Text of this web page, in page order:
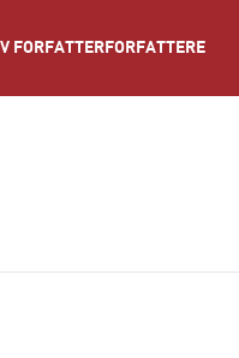
FORFATTER FORFATTERE